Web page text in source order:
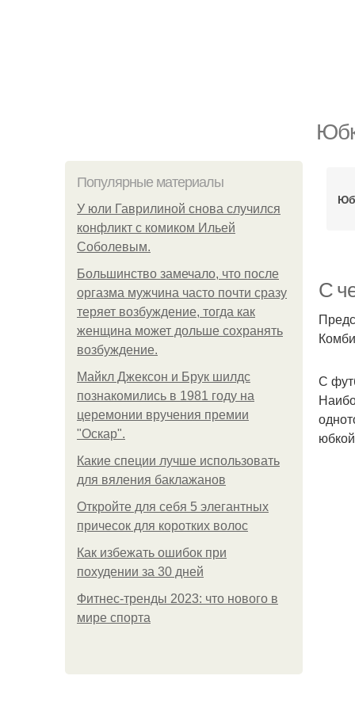
Популярные материалы
У юли Гаврилиной снова случился
конфликт с комиком Ильей
Соболевым.
Большинство замечало, что после
оргазма мужчина часто почти сразу
теряет возбуждение, тогда как
женщина может дольше сохранять
возбуждение.
Майкл Джексон и Брук шилдс
познакомились в 1981 году на
церемонии вручения премии
"Оскар".
Какие специи лучше использовать
для вяления баклажанов
Откройте для себя 5 элегантных
причесок для коротких волос
Как избежать ошибок при
похудении за 30 дней
Фитнес-тренды 2023: что нового в
мире спорта
С
С